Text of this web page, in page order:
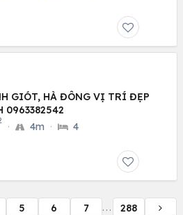
GIÓT, HÀ ĐÔNG VỊ TRÍ ĐẸP
0963382542
· 4m · 4
5 6 7 ... 288